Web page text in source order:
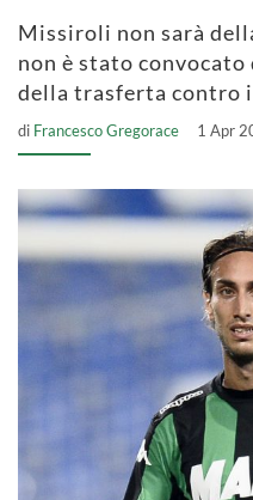
Missiroli non sarà
non è stato convocato
della trasferta contro
di Francesco Gregorace 1 Apr